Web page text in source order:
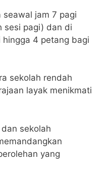
seawal jam 7 pagi
sesi pagi) dan di
hingga 4 petang bagi
sekolah rendah
layak menikmati
dan sekolah
yang